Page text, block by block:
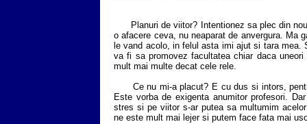
Planuri de viitor? Intentionez sa plec din
o afacere ceva, nu neaparat de anvergura. Ma
le vand acolo, in felul asta imi ajut si tara
va fi sa promovez facultatea chiar daca
mult mai multe decat cele rele.
Ce nu mi-a placut? E cu dus si intors,
Este vorba de exigenta anumitor profesori.
stres si pe viitor s-ar putea sa multumim
ne este mult mai lejer si putem face fata mai